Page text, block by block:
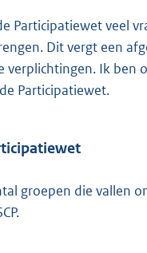
Participatiewet veel
Dit vergt een
Ik ben
Participatiewet.
groepen die vallen